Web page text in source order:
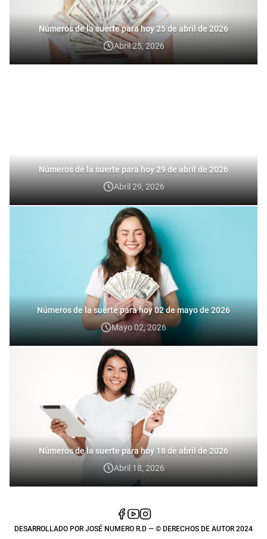
Números de la suerte para hoy 25 de abril de 2026
Abril 25, 2026
Números de la suerte para hoy 29 de abril de 2026
Abril 29, 2026
Números de la suerte para hoy 02 de mayo de 2026
Mayo 02, 2026
Números de la suerte para hoy 18 de abril de 2026
Abril 18, 2026
DESARROLLADO PORJOSÉ NUMERO R.D — © DERECHOS DE AUTOR 2024